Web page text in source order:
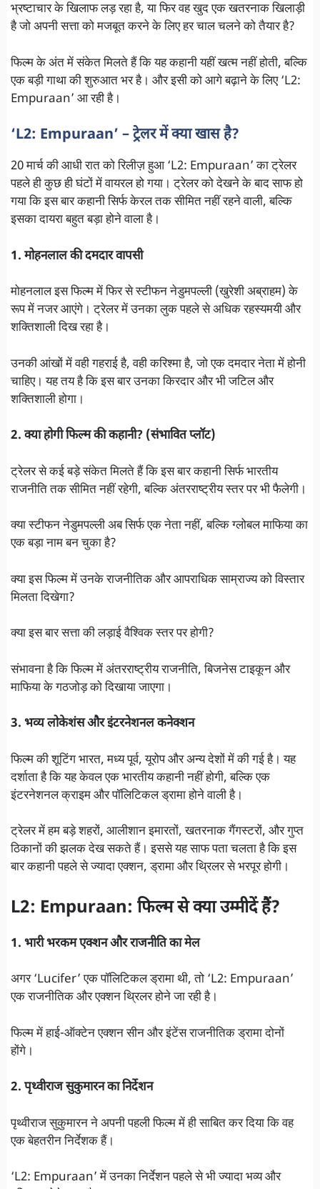
भ्रष्टाचार के खिलाफ लड़ रहा है, या फिर वह खुद एक खतरनाक खिलाड़ी
है जो अपनी सत्ता को मजबूत करने के लिए हर चाल चलने को तैयार है?
फिल्म के अंत में संकेत मिलते हैं कि यह कहानी यहीं खत्म नहीं होती, बल्कि
एक बड़ी गाथा की शुरुआत भर है। और इसी को आगे बढ़ाने के लिए ‘L2:
Empuraan’ आ रही है।
‘L2: Empuraan’ – ट्रेलर में क्या खास है?
20 मार्च की आधी रात को रिलीज़ हुआ ‘L2: Empuraan’ का ट्रेलर
पहले ही कुछ ही घंटों में वायरल हो गया। ट्रेलर को देखने के बाद साफ हो
गया कि इस बार कहानी सिर्फ केरल तक सीमित नहीं रहने वाली, बल्कि
इसका दायरा बहुत बड़ा होने वाला है।
1. मोहनलाल की दमदार वापसी
मोहनलाल इस फिल्म में फिर से स्टीफन नेडुमपल्ली (खुरेशी अब्राहम) के
रूप में नजर आएंगे। ट्रेलर में उनका लुक पहले से अधिक रहस्यमयी और
शक्तिशाली दिख रहा है।
उनकी आंखों में वही गहराई है, वही करिश्मा है, जो एक दमदार नेता में होनी
चाहिए। यह तय है कि इस बार उनका किरदार और भी जटिल और
शक्तिशाली होगा।
2. क्या होगी फिल्म की कहानी? (संभावित प्लॉट)
ट्रेलर से कई बड़े संकेत मिलते हैं कि इस बार कहानी सिर्फ भारतीय
राजनीति तक सीमित नहीं रहेगी, बल्कि अंतरराष्ट्रीय स्तर पर भी फैलेगी।
क्या स्टीफन नेडुमपल्ली अब सिर्फ एक नेता नहीं, बल्कि ग्लोबल माफिया का
एक बड़ा नाम बन चुका है?
क्या इस फिल्म में उनके राजनीतिक और आपराधिक साम्राज्य को विस्तार
मिलता दिखेगा?
क्या इस बार सत्ता की लड़ाई वैश्विक स्तर पर होगी?
संभावना है कि फिल्म में अंतरराष्ट्रीय राजनीति, बिजनेस टाइकून और
माफिया के गठजोड़ को दिखाया जाएगा।
3. भव्य लोकेशंस और इंटरनेशनल कनेक्शन
फिल्म की शूटिंग भारत, मध्य पूर्व, यूरोप और अन्य देशों में की गई है। यह
दर्शाता है कि यह केवल एक भारतीय कहानी नहीं होगी, बल्कि एक
इंटरनेशनल क्राइम और पॉलिटिकल ड्रामा होने वाली है।
ट्रेलर में हम बड़े शहरों, आलीशान इमारतों, खतरनाक गैंगस्टरों, और गुप्त
ठिकानों की झलक देख सकते हैं। इससे यह साफ पता चलता है कि इस
बार कहानी पहले से ज्यादा एक्शन, ड्रामा और थ्रिलर से भरपूर होगी।
L2: Empuraan: फिल्म से क्या उम्मीदें हैं?
1. भारी भरकम एक्शन और राजनीति का मेल
अगर ‘Lucifer’ एक पॉलिटिकल ड्रामा थी, तो ‘L2: Empuraan’
एक राजनीतिक और एक्शन थ्रिलर होने जा रही है।
फिल्म में हाई-ऑक्टेन एक्शन सीन और इंटेंस राजनीतिक ड्रामा दोनों
होंगे।
2. पृथ्वीराज सुकुमारन का निर्देशन
पृथ्वीराज सुकुमारन ने अपनी पहली फिल्म में ही साबित कर दिया कि वह
एक बेहतरीन निर्देशक हैं।
‘L2: Empuraan’ में उनका निर्देशन पहले से भी ज्यादा भव्य और